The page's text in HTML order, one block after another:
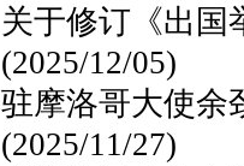
关于修订《出国
(2025/12/05)
驻摩洛哥大使余
(2025/11/27)